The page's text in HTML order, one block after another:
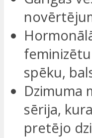
spēku,
Dzimuma
sērija,
pretējo